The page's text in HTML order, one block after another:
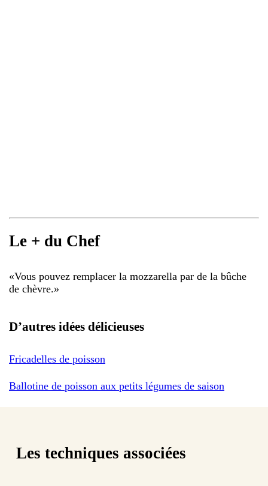
Le + du Chef
«Vous pouvez remplacer la mozzarella par de la bûche
de chèvre.»
D’autres idées délicieuses
Fricadelles de poisson
Ballotine de poisson aux petits légumes de saison
Les techniques associées